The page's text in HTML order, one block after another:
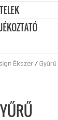
Ékszer/Gyűrű